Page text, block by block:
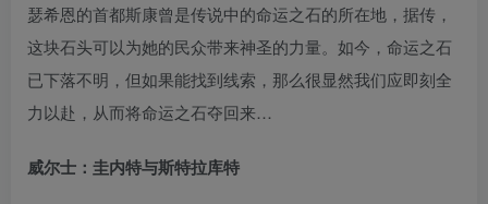
瑟希恩的首都斯康曾是传说中的命运之石的所在地，据传，
这块石头可以为她的民众带来神圣的力量。如今，命运之石
已下落不明，但如果能找到线索，那么很显然我们应即刻全
力以赴，从而将命运之石夺回来…
威尔士：圭内特与斯特拉库特